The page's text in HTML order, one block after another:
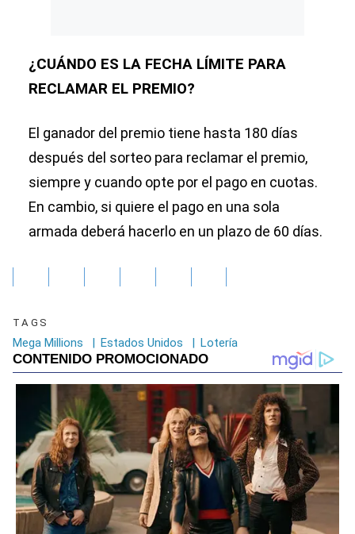
¿CUÁNDO ES LA FECHA LÍMITE PARA
RECLAMAR EL PREMIO?
El ganador del premio tiene hasta 180 días
después del sorteo para reclamar el premio,
siempre y cuando opte por el pago en cuotas.
En cambio, si quiere el pago en una sola
armada deberá hacerlo en un plazo de 60 días.
TAGS
Mega Millions | Estados Unidos | Lotería